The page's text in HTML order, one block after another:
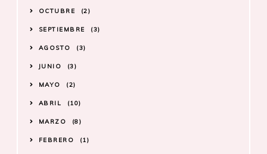
OCTUBRE 2
SEPTIEMBRE 3
AGOSTO 3
JUNIO 3
MAYO 2
ABRIL 10
MARZO 8
FEBRERO 1